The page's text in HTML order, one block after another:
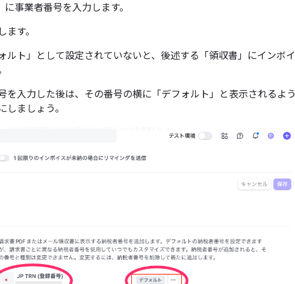
事業者番号を入力します。
す。
ルト」として設定されていないと、後述する「領収書」にインボイ
を入力した後は、その番号の横に「デフォルト」と表示されるよう
ましょう。